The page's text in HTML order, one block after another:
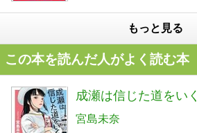
もっと見る
この本を読んだ人がよく読む本
成瀬は信じた道をいく
宮島未奈